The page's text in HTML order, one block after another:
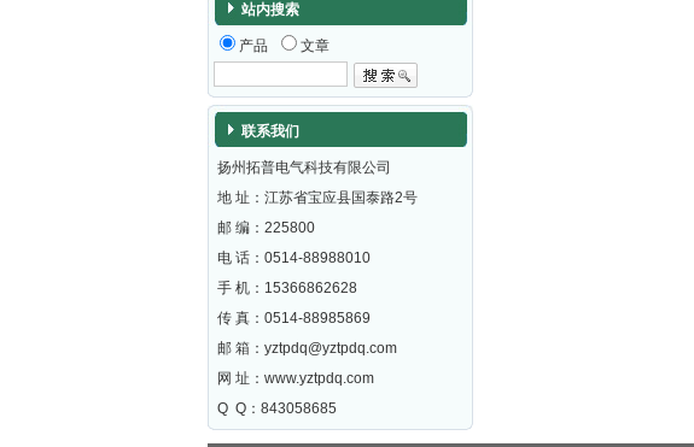
站内搜索
产品 文章
联系我们
扬州拓普电气科技有限公司
地 址：江苏省宝应县国泰路2号
邮 编： 225800
电 话：0514-88988010
手 机：15366862628
传 真：0514-88985869
邮 箱： yztpdq@yztpdq.com
网 址： www.yztpdq.com
Q Q：843058685